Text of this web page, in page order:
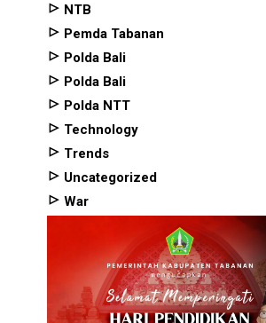
NTB
Pemda Tabanan
Polda Bali
Polda Bali
Polda NTT
Technology
Trends
Uncategorized
War